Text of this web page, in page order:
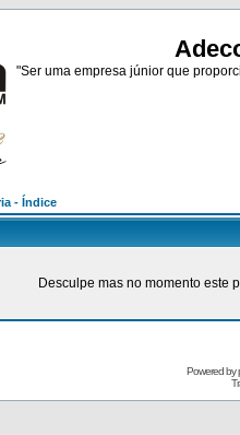
"Ser uma empresa júnior que
- Índice
Desculpe mas no momento este
Powered by